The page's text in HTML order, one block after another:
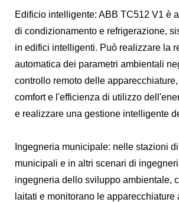
Edificio intelligente: ABB TC512 V1 è
di condizionamento e refrigerazione,
in edifici intelligenti. Può realizzare la
automatica dei parametri ambientali
controllo remoto delle apparecchiature,
comfort e l'efficienza di utilizzo
e realizzare una gestione intelligente
Ingegneria municipale: nelle stazioni
municipali e in altri scenari di
ingegneria dello sviluppo ambientale,
laitati e monitorano le apparecchiature